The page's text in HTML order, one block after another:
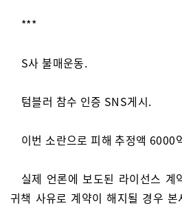
***
S사 불매운동.
텀블러 참수 인증 SNS게시.
이번 소란으로 피해 추정액 6000
실제 언론에 보도된 라이선스 계
귀책 사유로 계약이 해지될 경우 본